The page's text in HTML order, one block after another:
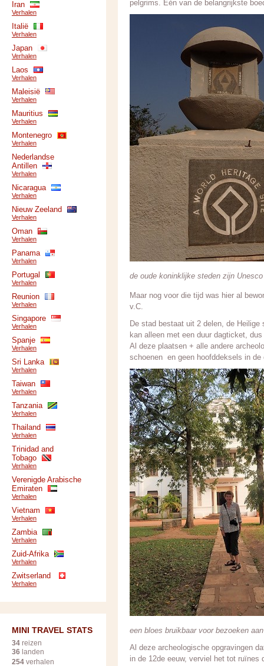
pelgrims. Eén van de belangrijkste
de oude koninklijke steden zijn
Maar nog voor die tijd was hier al
v.C.
De stad bestaat uit 2 delen, de
kan alleen met een duur dagticket,
Al deze plaatsen + alle andere
schoenen en geen hoofddeksels in de
een bloes bruikbaar voor bezoeken
Al deze archeologische opgravingen
in de 12de eeuw, verviel het tot ruïnes
Iran
Verhalen
Italië
Verhalen
Japan
Verhalen
Laos
Verhalen
Maleisië
Verhalen
Mauritius
Verhalen
Montenegro
Verhalen
Nederlandse
Antillen
Verhalen
Nicaragua
Verhalen
Nieuw Zeeland
Verhalen
Oman
Verhalen
Panama
Verhalen
Portugal
Verhalen
Reunion
Verhalen
Singapore
Verhalen
Spanje
Verhalen
Sri Lanka
Verhalen
Taiwan
Verhalen
Tanzania
Verhalen
Thailand
Verhalen
Trinidad and
Tobago
Verhalen
Verenigde Arabische
Emiraten
Verhalen
Vietnam
Verhalen
Zambia
Verhalen
Zuid-Afrika
Verhalen
Zwitserland
Verhalen
MINI TRAVEL STATS
34 reizen
36 landen
254 verhalen